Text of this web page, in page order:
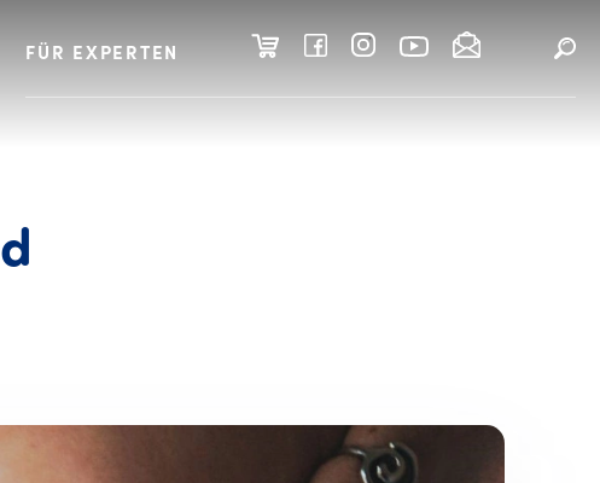
FÜR EXPERTEN
während der Stillzeit